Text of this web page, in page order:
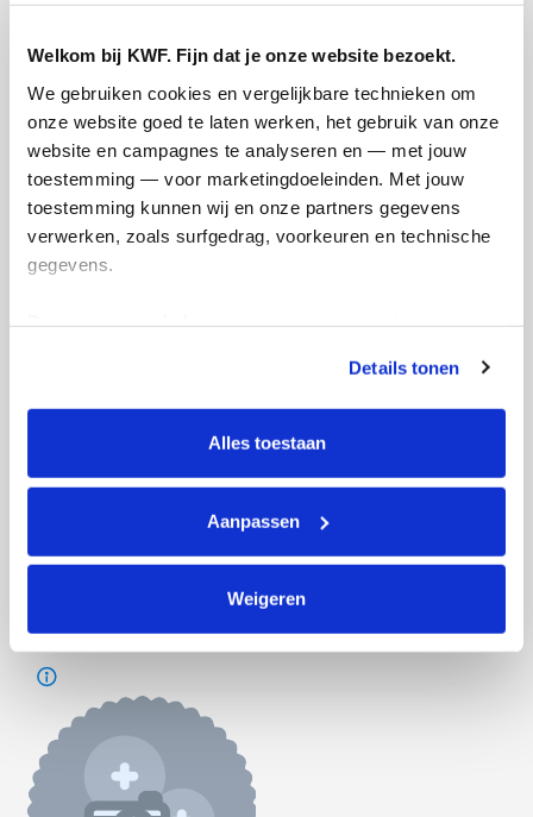
Welkom bij KWF. Fijn dat je onze website bezoekt.
We gebruiken cookies en vergelijkbare technieken om
onze website goed te laten werken, het gebruik van onze
website en campagnes te analyseren en — met jouw
toestemming — voor marketingdoeleinden. Met jouw
toestemming kunnen wij en onze partners gegevens
verwerken, zoals surfgedrag, voorkeuren en technische
gegevens.
tonen. Je kunt je toestemming op elk moment wijzigen of
intrekken via Cookie instellingen onderaan de pagina. De
lijst met cookies is te vinden in het tabblad “details”.
Details tonen
Alles toestaan
Aanpassen
Weigeren
Ik wil bijdragen aan de transactiekosten
en betaal €0.75 extra.
€35 €2.500
Sanne's badges